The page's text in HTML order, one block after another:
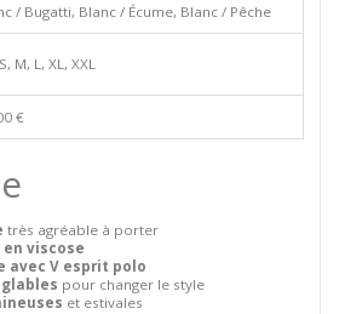
/ Bugatti, Blanc / Écume, Blanc / Pêche
M, L, XL, XXL
€
très agréable à porter
viscose
avec V esprit polo
pour changer le style
et estivales